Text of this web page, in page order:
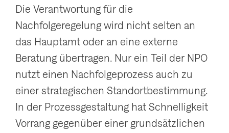
Die Verantwortung für die
Nachfolgeregelung wird nicht selten an
das Hauptamt oder an eine externe
Beratung übertragen. Nur ein Teil der NPO
nutzt einen Nachfolgeprozess auch zu
einer strategischen Standortbestimmung.
In der Prozessgestaltung hat Schnelligkeit
Vorrang gegenüber einer grundsätzlichen